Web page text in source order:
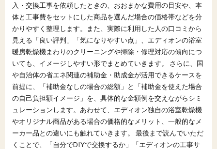
入・交換工事を依頼したときの、おおまかな費用の目安や、本
体と工事費をセットにした商品を選んだ場合の価格帯などを分
かりやすく整理します。また、実際に利用した人の口コミから
見える「良い評判」「気になりやすい点」、エディオンの浴室
暖房乾燥機まわりのクリーニングや掃除・修理対応の傾向につ
いても、イメージしやすい形でまとめていきます。 さらに、国
や自治体の省エネ関連の補助金・助成金が活用できるケースを
前提に、「補助金なしの場合の総額」と「補助金を使えた場合
の自己負担額イメージ」を、具体的な金額例を交えながらシミ
ュレーションします。あわせて、エディオン独自の浴室乾燥機
やオリジナル商品がある場合の価格的なメリット、一般的なメ
ーカー品との違いにも触れていきます。 最後まで読んでいただ
くことで、「自分でDIYで交換するか」「エディオンの工事サ